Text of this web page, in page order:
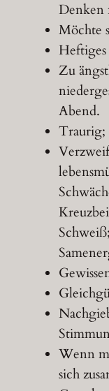
Denken
Möchte
Heftiges
Zu
Abend.
Traurig;
Wenn
sich